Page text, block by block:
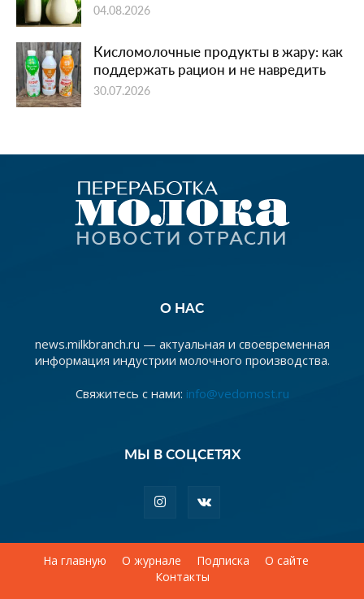
04.08.2026
Кисломолочные продукты в жару: как
поддержать рацион и не навредить
30.07.2026
О НАС
news.milkbranch.ru — актуальная и своевременная
информация индустрии молочного производства.
Свяжитесь с нами: info@vedomost.ru
МЫ В СОЦСЕТЯХ
На главную О журнале Подписка
О сайте
Контакты